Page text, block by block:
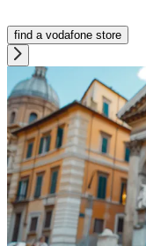
find a vodafone store